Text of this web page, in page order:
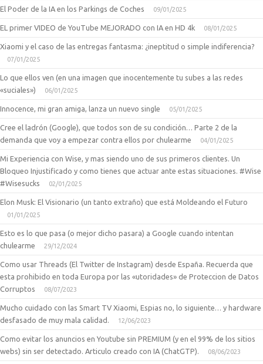
El Poder de la IA en los Parkings de Coches 09/01/2025
EL primer VIDEO de YouTube MEJORADO con IA en HD 4k 08/01/2025
Xiaomi y el caso de las entregas fantasma: ¿ineptitud o simple indiferencia?
07/01/2025
Lo que ellos ven (en una imagen que inocentemente tu subes a las redes
«suciales»)
06/01/2025
Innocence, mi gran amiga, lanza un nuevo single 05/01/2025
Cree el ladrón (Google), que todos son de su condición… Parte 2 de la
demanda que voy a empezar contra ellos por chulearme
04/01/2025
Mi Experiencia con Wise, y mas siendo uno de sus primeros clientes. Un
Bloqueo Injustificado y como tienes que actuar ante estas situaciones. #Wise
#Wisesucks
02/01/2025
Elon Musk: El Visionario (un tanto extraño) que está Moldeando el Futuro
01/01/2025
Esto es lo que pasa (o mejor dicho pasara) a Google cuando intentan
chulearme
29/12/2024
Como usar Threads (El Twitter de Instagram) desde España. Recuerda que
esta prohibido en toda Europa por las «utoridades» de Proteccion de Datos
Corruptos
08/07/2023
Mucho cuidado con las Smart TV Xiaomi, Espias no, lo siguiente… y hardware
desfasado de muy mala calidad.
12/06/2023
Como evitar los anuncios en Youtube sin PREMIUM (y en el 99% de los sitios
webs) sin ser detectado. Articulo creado con IA (ChatGTP).
08/06/2023